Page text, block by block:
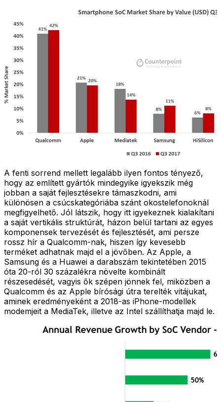
A fenti sorrend mellett legalább ilyen fontos tényező,
hogy az említett gyártók mindegyike igyekszik még
jobban a saját fejlesztésekre támaszkodni, ami
különösen a csúcskategóriába szánt okostelefonoknál
megfigyelhető. Jól látszik, hogy itt igyekeznek kialakítani
a saját vertikális struktúrát, házon belül tartani az egyes
komponensek tervezését és fejlesztését, ami persze
rossz hír a Qualcomm-nak, hiszen így kevesebb
terméket adhatnak majd el a jövőben. Az Apple, a
Samsung és a Huawei a darabszám tekintetében 2015
óta 20-ról 30 százalékra növelte kombinált
részesedését, vagyis ők szépen jönnek fel, miközben a
Qualcomm és az Apple bírósági útra terelték vitájukat,
aminek eredményeként a 2018-as iPhone-modellek
modemjeit a MediaTek, illetve az Intel szállíthatja majd le.